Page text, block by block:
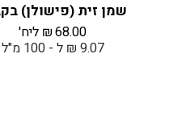
שמן זית (פישולן)
₪68.00
ליח'
9.07 ₪ ל - 100 מ"ל